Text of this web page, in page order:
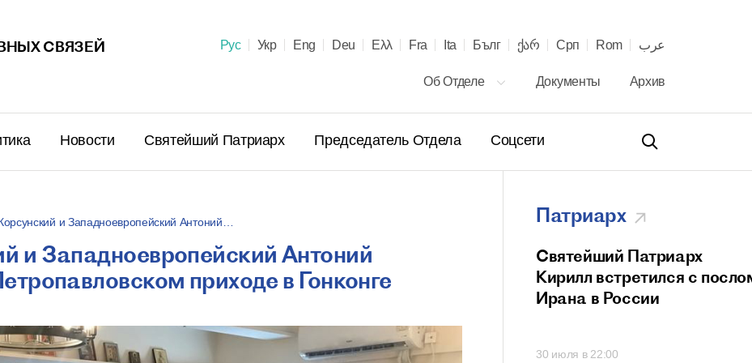
СВЯЗЕЙ Рус Укр Eng Deu Ελλ Fra Ita Бълг ქარ Срп Rom عرب
Об Отделе Документы Архив
Новости Святейший Патриарх Председатель Отдела Соцсети
и Западноевропейский Антоний…
и Западноевропейский Антоний
приходе в Гонконге
Патриарх
Поздравление Святейшего
Патриарха Кирилла
летием монашеского
23 июня в 10:00
Святейший Патриарх
Кирилл встретился с
Ирана в России
30 июля в 22:00